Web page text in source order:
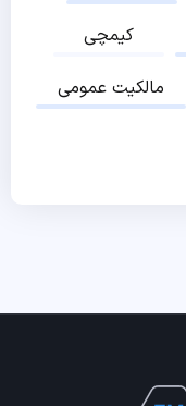
کیمچی
مالکیت عمومی